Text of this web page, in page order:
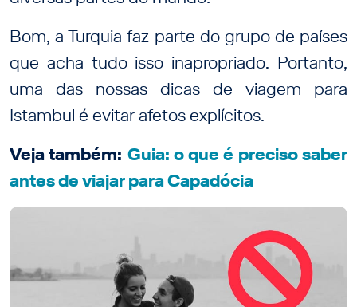
Bom, a Turquia faz parte do grupo de países
que acha tudo isso inapropriado. Portanto,
uma das nossas dicas de viagem para
Istambul é evitar afetos explícitos.
Veja também: Guia: o que é preciso saber
antes de viajar para Capadócia